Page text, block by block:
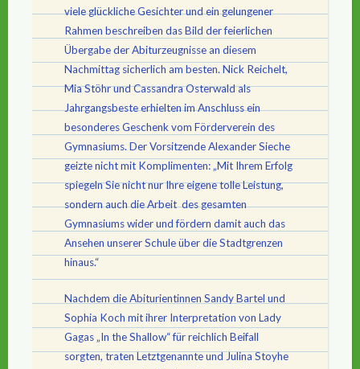
viele glückliche Gesichter und ein gelungener
Rahmen beschreiben das Bild der feierlichen
Übergabe der Abiturzeugnisse an diesem
Nachmittag sicherlich am besten. Nick Reichelt,
Mia Stöhr und Cassandra Osterwald als
Jahrgangsbeste erhielten im Anschluss ein
besonderes Geschenk vom Förderverein des
Gymnasiums. Der Vorsitzende Alexander Sieche
geizte nicht mit Komplimenten: „Mit Ihrem Erfolg
spiegeln Sie nicht nur Ihre eigene tolle Leistung,
sondern auch die Arbeit des gesamten
Gymnasiums wider und fördern damit auch das
Ansehen unserer Schule über die Stadtgrenzen
hinaus.“
Nachdem die Abiturientinnen Sandy Bartel und
Sophia Koch mit ihrer Interpretation von Lady
Gagas „In the Shallow“ für reichlich Beifall
sorgten, traten Letztgenannte und Julina Stoyhe